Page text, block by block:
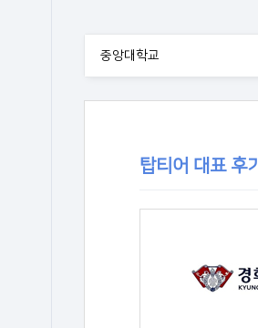
탑티어 대표 후기